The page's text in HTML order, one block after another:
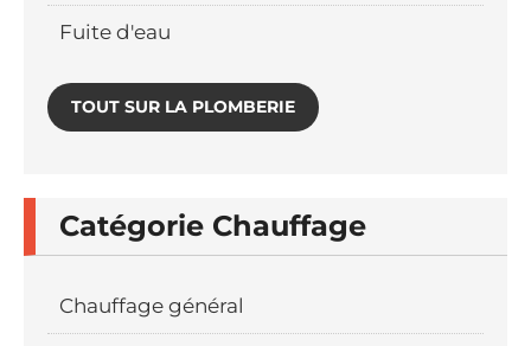
Fuite d'eau
TOUT SUR LA PLOMBERIE
Catégorie Chauffage
Chauffage général